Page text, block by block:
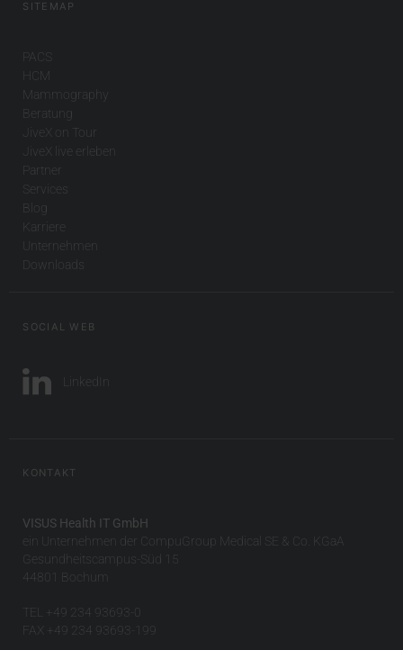
SITEMAP
PACS
HCM
Mammography
Beratung
JiveX on Tour
JiveX live erleben
Partner
Services
Blog
Karriere
Unternehmen
Downloads
SOCIAL WEB
LinkedIn
KONTAKT
VISUS Health IT GmbH
ein Unternehmen der CompuGroup Medical SE & Co. KGaA
Gesundheitscampus-Süd 15
44801 Bochum
TEL +49 234 93693-0
FAX +49 234 93693-199